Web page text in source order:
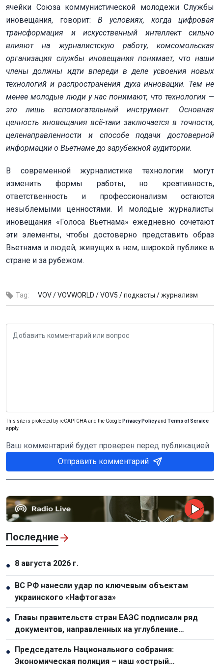
ячейки Союза коммунистической молодежи Службы
иновещания, говорит: В условиях, когда цифровая
трансформация и искусственный интеллект сильно
влияют на журналистскую работу, комсомольская
организация службы иновещания понимает, что наши
члены должны идти впереди в деле усвоения новых
технологий и распространения духа инновации. Тем не
менее молодые люди у нас понимают, что технологии —
это лишь вспомогательный инструмент. Основная
ценность иновещания всё-таки заключается в точности,
целенаправленности и способе подачи достоверной
информации о Вьетнаме до зарубежной аудитории.
В современной журналистике технологии могут
изменить формы работы, но креативность,
ответственность и профессионализм остаются
незыблемыми ценностями. И молодые журналисты
иновещания «Голоса Вьетнама» ежедневно сочетают
эти элементы, чтобы достоверно представить образ
Вьетнама и людей, живущих в нем, широкой публике в
стране и за рубежом.
Tag: VOV /VOVWORLD /VOV5 /подкасты /журнализм
This site is protected by reCAPTCHA and the Google Privacy Policyand Terms of Service
apply.
Ваш комментарий будет проверен перед публикацией
Отправить комментарий
Последние
● 8 августа 2026 г.
● ВС РФ нанесли удар по ключевым объектам
украинского «Нафтогаза»
● Главы правительств стран ЕАЭС подписали ряд
документов, направленных на углубление
интеграции
● Председатель Национального собрания:
Экономическая полиция – наш «острый